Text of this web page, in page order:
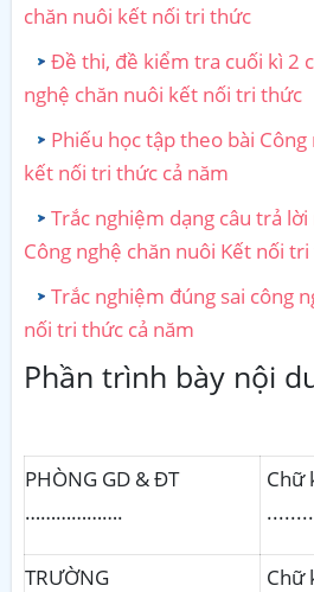
chăn nuôi kết nối tri thức
Đề thi, đề kiểm tra cuối kì 2
nghệ chăn nuôi kết nối tri thức
Phiếu học tập theo bài Công
kết nối tri thức cả năm
Trắc nghiệm dạng câu trả lời
Công nghệ chăn nuôi Kết nối
Trắc nghiệm đúng sai công
nối tri thức cả năm
Phần trình bày nội
PHÒNG GD & ĐT
……………….
Chữ
TRƯỜNG
Chữ